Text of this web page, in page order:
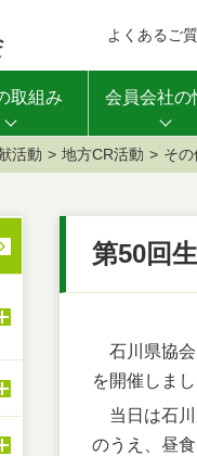
よくあるご
取組み 会員会社の
活動 地方CR活動 その
第50回
石川県協
を開催しまし
当日は石
のうえ、昼